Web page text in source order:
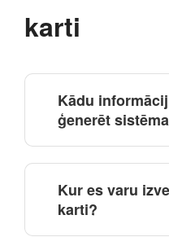
karti
Kādu
ģenerēt
Kur es varu
karti?